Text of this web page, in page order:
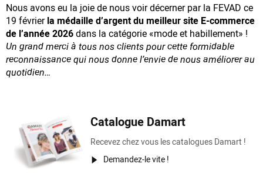
Nous avons eu la joie de nous voir décerner par la FEVAD ce
19 févrierla médaille d’argent du meilleur site E-commerce
de l’année 2026dans la catégorie «mode et habillement» !
Un grand merci à tous nos clients pour cette formidable
reconnaissancequi nous donne l’envie de nous améliorer au
quotidien…
Catalogue Damart
Recevez chez vous les catalogues Damart !
Demandez-le vite !